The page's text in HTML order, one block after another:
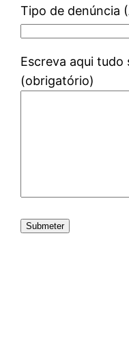
Tipo de denúncia
Escreva aqui tudo
(obrigatório)